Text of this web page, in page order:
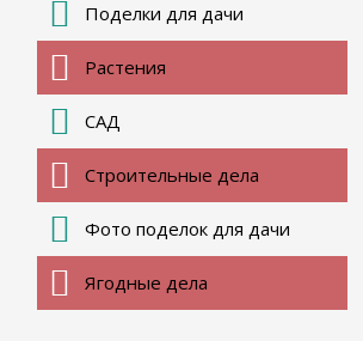
Поделки для дачи
Растения
САД
Строительные дела
Фото поделок для дачи
Ягодные дела